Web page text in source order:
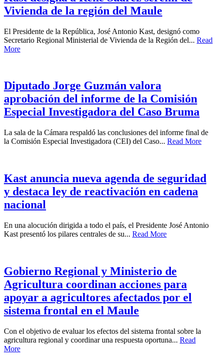
Vivienda de la región del Maule
El Presidente de la República, José Antonio Kast, designó como
Secretario Regional Ministerial de Vivienda de la Región del... Read
More
Diputado Jorge Guzmán valora
aprobación del informe de la Comisión
Especial Investigadora del Caso Bruma
La sala de la Cámara respaldó las conclusiones del informe final de
la Comisión Especial Investigadora (CEI) del Caso... Read More
Kast anuncia nueva agenda de seguridad
y destaca ley de reactivación en cadena
nacional
En una alocución dirigida a todo el país, el Presidente José Antonio
Kast presentó los pilares centrales de su... Read More
Gobierno Regional y Ministerio de
Agricultura coordinan acciones para
apoyar a agricultores afectados por el
sistema frontal en el Maule
Con el objetivo de evaluar los efectos del sistema frontal sobre la
agricultura regional y coordinar una respuesta oportuna... Read
More